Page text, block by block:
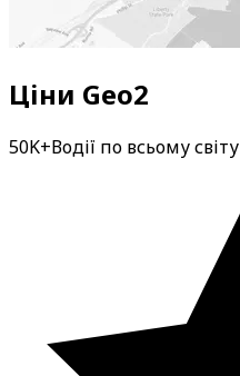
Ціни Geo2
50K+Водії по всьому світу